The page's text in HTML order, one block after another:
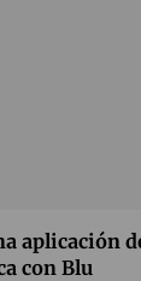
aplicación
con Blu